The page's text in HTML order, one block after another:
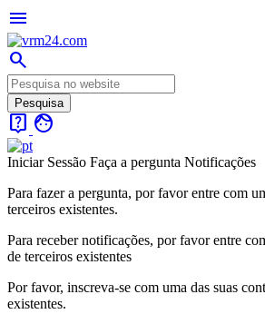
menu
search
live_help face
Iniciar Sessão Faça a pergunta Notificações
Para fazer a pergunta, por favor entre com
terceiros existentes.
Para receber notificações, por favor entre
de terceiros existentes
Por favor, inscreva-se com uma das suas
existentes.